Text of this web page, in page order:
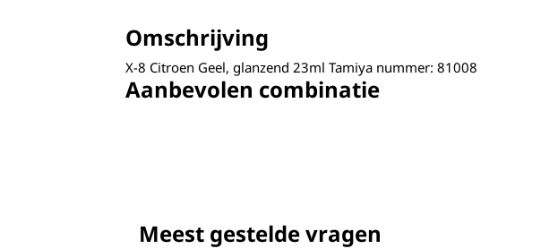
Omschrijving
X-8 Citroen Geel, glanzend 23ml Tamiya nummer: 81008
Aanbevolen combinatie
Meest gestelde vragen